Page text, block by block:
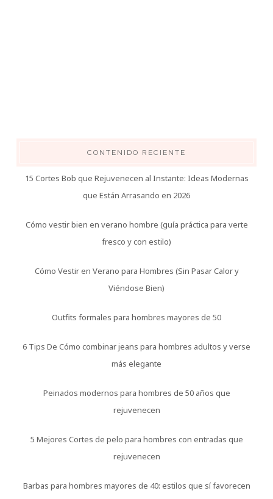
CONTENIDO RECIENTE
15 Cortes Bob que Rejuvenecen al Instante: Ideas Modernas
que Están Arrasando en 2026
Cómo vestir bien en verano hombre (guía práctica para verte
fresco y con estilo)
Cómo Vestir en Verano para Hombres (Sin Pasar Calor y
Viéndose Bien)
Outfits formales para hombres mayores de 50
6 Tips De Cómo combinar jeans para hombres adultos y verse
más elegante
Peinados modernos para hombres de 50 años que
rejuvenecen
5 Mejores Cortes de pelo para hombres con entradas que
rejuvenecen
Barbas para hombres mayores de 40: estilos que sí favorecen